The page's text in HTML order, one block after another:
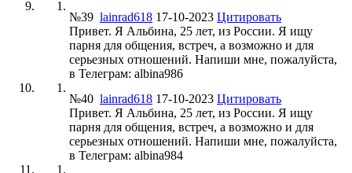
№39 lainrad618 17-10-2023 Цитировать
Привет. Я Альбина, 25 лет, из России. Я ищу
парня для общения, встреч, а возможно и для
серьезных отношений. Напиши мне, пожалуйста,
в Телеграм: albina986
№40 lainrad618 17-10-2023 Цитировать
Привет. Я Альбина, 25 лет, из России. Я ищу
парня для общения, встреч, а возможно и для
серьезных отношений. Напиши мне, пожалуйста,
в Телеграм: albina984